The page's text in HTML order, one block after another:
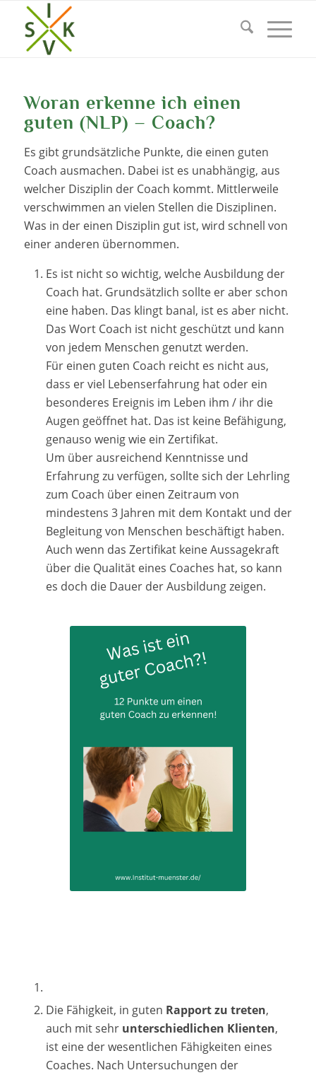
Woran erkenne ich einen
guten (NLP) – Coach?
Es gibt grundsätzliche Punkte, die einen guten
Coach ausmachen. Dabei ist es unabhängig, aus
welcher Disziplin der Coach kommt. Mittlerweile
verschwimmen an vielen Stellen die Disziplinen.
Was in der einen Disziplin gut ist, wird schnell von
einer anderen übernommen.
Es ist nicht so wichtig, welche Ausbildung der
Coach hat. Grundsätzlich sollte er aber schon
eine haben. Das klingt banal, ist es aber nicht.
Das Wort Coach ist nicht geschützt und kann
von jedem Menschen genutzt werden.
Für einen guten Coach reicht es nicht aus,
dass er viel Lebenserfahrung hat oder ein
besonderes Ereignis im Leben ihm / ihr die
Augen geöffnet hat. Das ist keine Befähigung,
genauso wenig wie ein Zertifikat.
Um über ausreichend Kenntnisse und
Erfahrung zu verfügen, sollte sich der Lehrling
zum Coach über einen Zeitraum von
mindestens 3 Jahren mit dem Kontakt und der
Begleitung von Menschen beschäftigt haben.
Auch wenn das Zertifikat keine Aussagekraft
über die Qualität eines Coaches hat, so kann
es doch die Dauer der Ausbildung zeigen.
Die Fähigkeit, in guten Rapport zu treten,
auch mit sehr unterschiedlichen Klienten,
ist eine der wesentlichen Fähigkeiten eines
Coaches. Nach Untersuchungen der